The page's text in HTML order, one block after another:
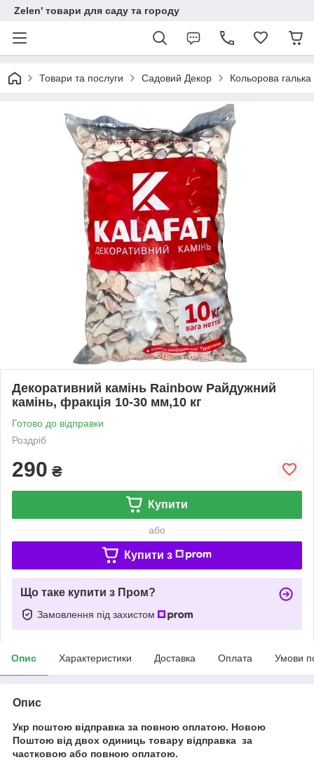
Zelen' товари для саду та городу
Товари та послуги Садовий Декор Кольорова
Декоративний камінь Rainbow Райдужний
камінь, фракція 10-30 мм,10 кг
Готово до відправки
Роздріб
290 ₴
Купити
або
Купити з
Що таке купити з Пром?
Замовлення під захистом
Опис Характеристики Доставка Оплата Умови
Опис
Укр поштою відправка за повною оплатою. Новою
Поштою від двох одиниць товару відправка за
частковою або повною оплатою.